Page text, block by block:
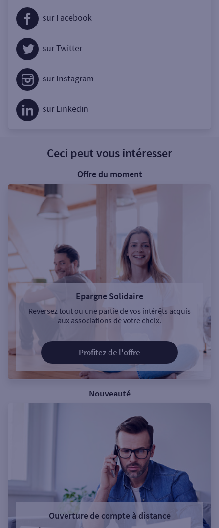
sur Facebook
sur Twitter
sur Instagram
sur Linkedin
Ceci peut vous intéresser
Offre du moment
Epargne Solidaire
Reversez tout ou une partie de vos intérêts acquis
aux associations de votre choix.
Profitez de l'offre
Nouveauté
Ouverture de compte à distance